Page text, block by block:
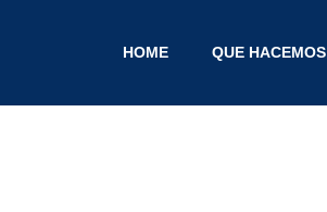
HOME QUE HACEMOS